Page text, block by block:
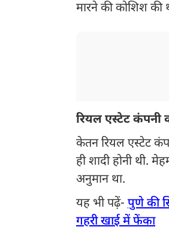
मारने की कोशिश की
रियल एस्टेट कंपनी
केतन रियल एस्टेट
ही शादी होनी थी.
अनुमान था.
यह भी पढ़ें- पुणे की
गहरी खाई में फेंका